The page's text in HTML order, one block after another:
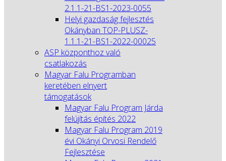
2.1.1-21-BS1-2023-0055
Helyi gazdaság fejlesztés
Okányban TOP-PLUSZ-
1.1.1-21-BS1-2022-00025
ASP központhoz való
csatlakozás
Magyar Falu Programban
keretében elnyert
támogatások
Magyar Falu Program Járda
felújítás építés 2022
Magyar Falu Program 2019
évi Okányi Orvosi Rendelő
Fejlesztése